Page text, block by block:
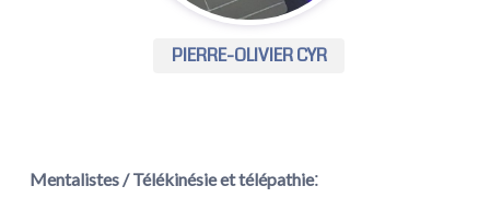
PIERRE-OLIVIER CYR
Mentalistes / Télékinésie et télépathie: